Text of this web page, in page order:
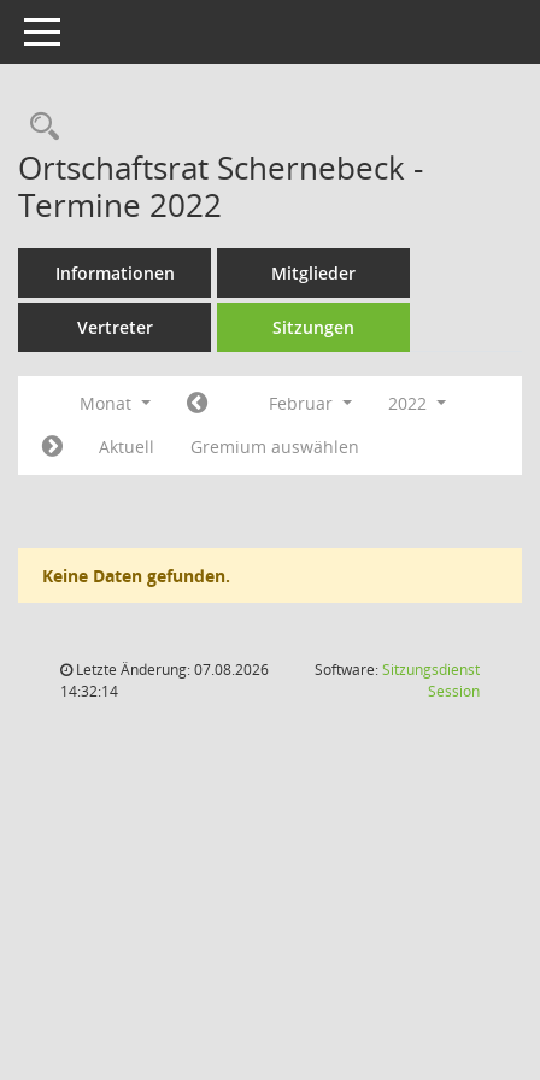
Toggle navigation
Rechercheauswahl
Ortschaftsrat Schernebeck -
Termine 2022
Informationen Mitglieder
Vertreter Sitzungen
Monat Februar
2022
Aktuell
Gremium auswählen
Keine Daten gefunden.
Letzte Änderung: 07.08.2026
14:32:14
Software:Sitzungsdienst
Session(Wird in